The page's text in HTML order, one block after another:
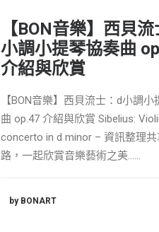
【BON音樂】西貝
小調小提琴協奏曲
介紹與欣賞
【BON音樂】西貝流士：d小調小
曲 op.47 介紹與欣賞 Sibelius:
concerto in d minor – 資訊整理共
路，一起欣賞音樂藝術之美……
by BONART